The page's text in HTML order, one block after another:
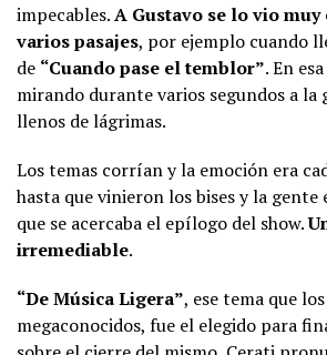
impecables.A Gustavo se lo vio
varios pasajes, por ejemplo cuando
de “Cuando pase el temblor”. En
mirando durante varios segundos a la
llenos de lágrimas.
Los temas corrían y la emoción era
hasta que vinieron los bises y la
que se acercaba el epílogo del show.
irremediable.
“De Música Ligera”, ese tema que
megaconocidos, fue el elegido para